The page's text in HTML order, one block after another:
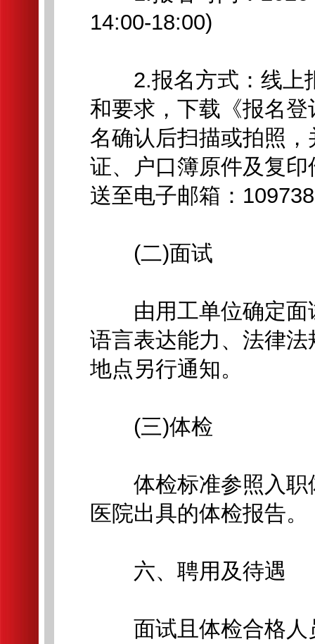
14:00-18:00)
2.报名方式：线上
和要求，下载《报名
名确认后扫描或拍照
证、户口簿原件及复
送至电子邮箱：
(二)面试
由用工单位确定面
语言表达能力、法律
地点另行通知。
(三)体检
体检标准参照入职
医院出具的体检报告。
六、聘用及待遇
面试且体检合格人